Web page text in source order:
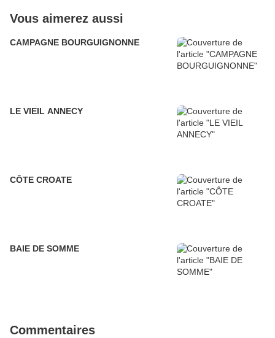
Vous aimerez aussi
CAMPAGNE BOURGUIGNONNE
LE VIEIL ANNECY
CÔTE CROATE
BAIE DE SOMME
Commentaires